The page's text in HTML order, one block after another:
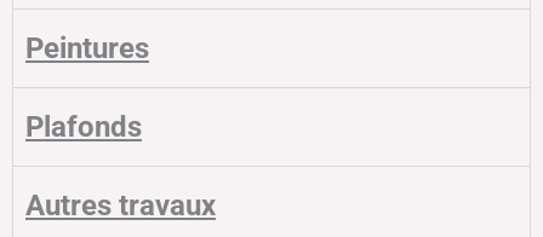
Peintures
Plafonds
Autres travaux